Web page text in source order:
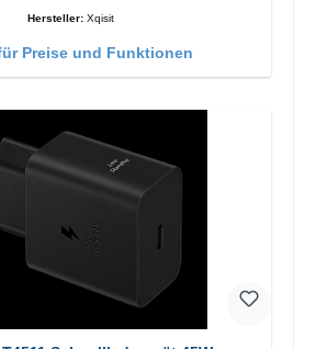
Hersteller: Xqisit
Preise und Funktionen